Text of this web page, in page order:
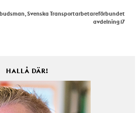
Svenska Transportarbetareförbundet
avdelning 17
HALLÅ DÄR!